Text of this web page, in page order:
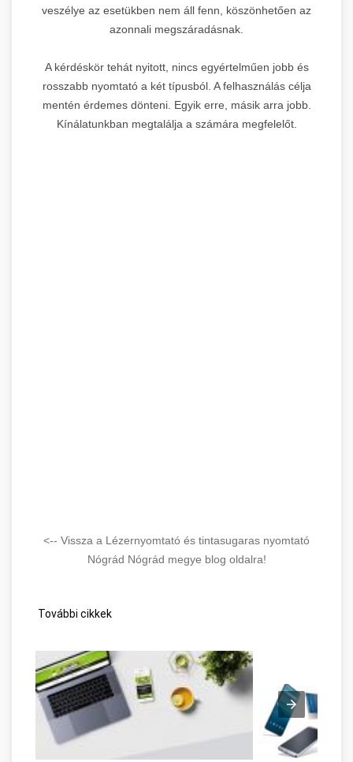
veszélye az esetükben nem áll fenn, köszönhetően az
azonnali megszáradásnak.
A kérdéskör tehát nyitott, nincs egyértelműen jobb és
rosszabb nyomtató a két típusból. A felhasználás célja
mentén érdemes dönteni. Egyik erre, másik arra jobb.
Kínálatunkban megtalálja a számára megfelelőt.
<-- Vissza a Lézernyomtató és tintasugaras nyomtató
Nógrád Nógrád megye blog oldalra!
További cikkek